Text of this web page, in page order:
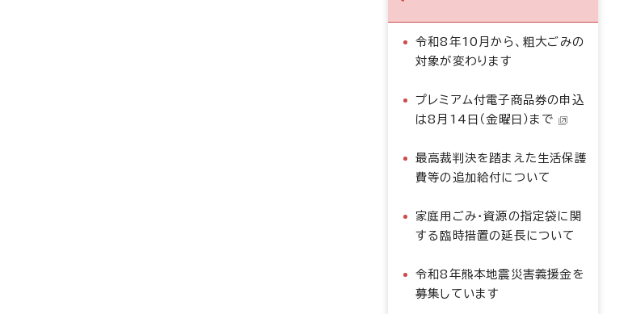
令和8年10月から、粗大ごみの
対象が変わります
プレミアム付電子商品券の申込
は8月14日（金曜日）まで
最高裁判決を踏まえた生活保護
費等の追加給付について
家庭用ごみ・資源の指定袋に関
する臨時措置の延長について
令和8年熊本地震災害義援金を
募集しています